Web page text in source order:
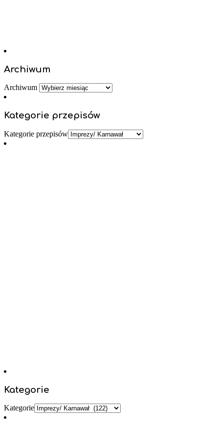
Archiwum
Archiwum
Kategorie przepisów
Kategorie przepisów
Kategorie
Kategorie